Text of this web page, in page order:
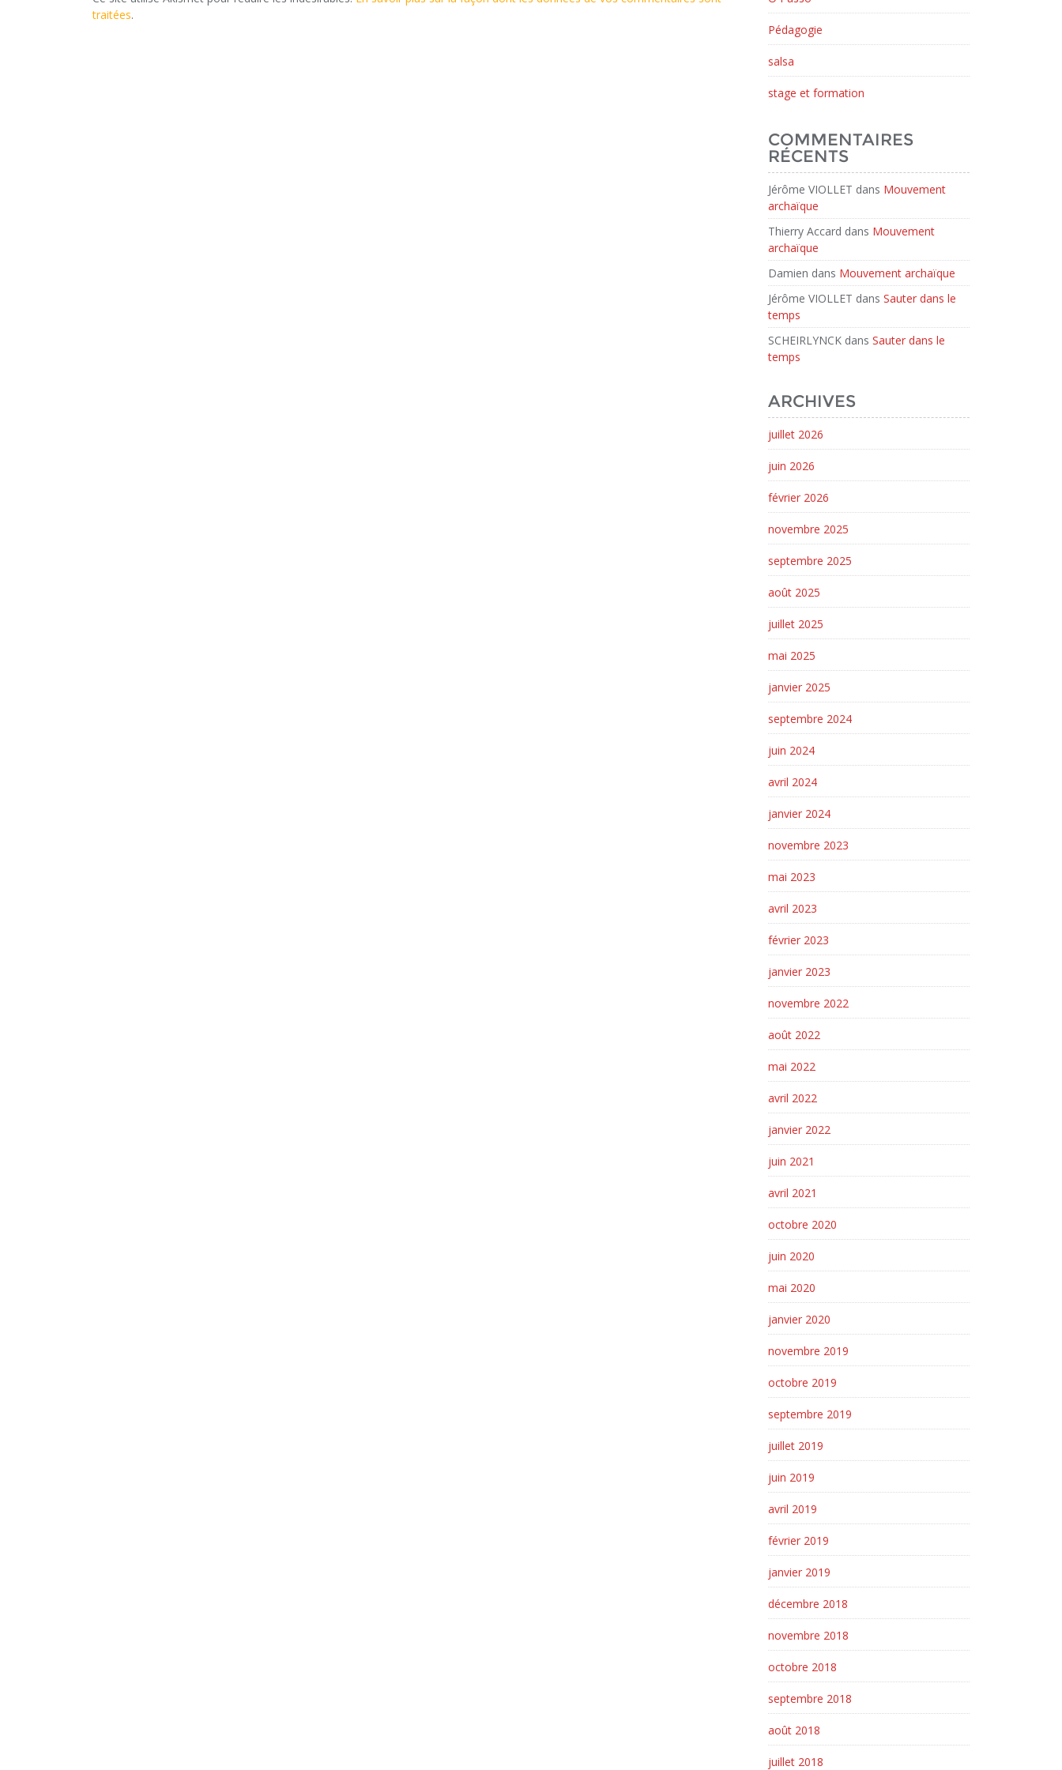
traitées.
Pédagogie
salsa
stage et formation
COMMENTAIRES
RÉCENTS
Jérôme VIOLLET dans Mouvement
archaïque
Thierry Accard dans Mouvement
archaïque
Damien dans Mouvement archaïque
Jérôme VIOLLET dans Sauter dans le
temps
SCHEIRLYNCK dans Sauter dans le
temps
ARCHIVES
juillet 2026
juin 2026
février 2026
novembre 2025
septembre 2025
août 2025
juillet 2025
mai 2025
janvier 2025
septembre 2024
juin 2024
avril 2024
janvier 2024
novembre 2023
mai 2023
avril 2023
février 2023
janvier 2023
novembre 2022
août 2022
mai 2022
avril 2022
janvier 2022
juin 2021
avril 2021
octobre 2020
juin 2020
mai 2020
janvier 2020
novembre 2019
octobre 2019
septembre 2019
juillet 2019
juin 2019
avril 2019
février 2019
janvier 2019
décembre 2018
novembre 2018
octobre 2018
septembre 2018
août 2018
juillet 2018